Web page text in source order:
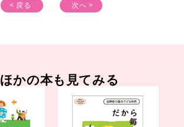
< 戻る 次へ >
ほかの本も見てみる